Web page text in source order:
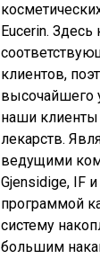
Eucerin.
клиентов,
высочайшего
наши
лекарств.
ведущими
Gjensidige, IF
программой
систему
большим